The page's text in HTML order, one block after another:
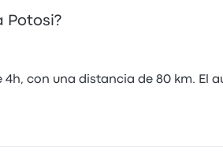
Potosi?
con una distancia de 80 km. El